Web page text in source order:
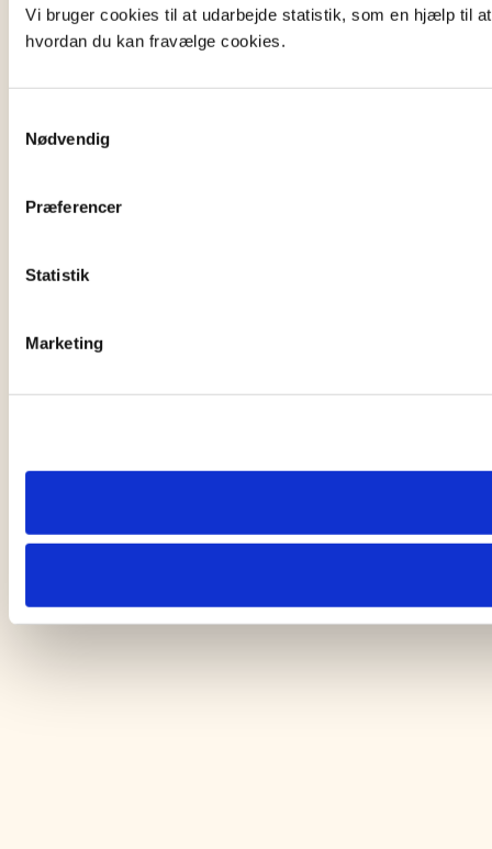
Vi bruger cookies til at udarbejde statistik, som en hjælp til
hvordan du kan fravælge cookies.
Nødvendig
Præferencer
Statistik
Marketing